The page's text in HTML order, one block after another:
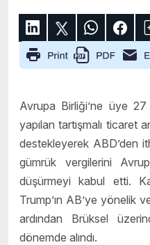
Avrupa Birliği’ne üye
yapılan tartışmalı ticaret
destekleyerek ABD’den
gümrük vergilerini
düşürmeyi kabul etti.
Trump’ın AB’ye yönelik
ardından Brüksel
dönemde alındı.